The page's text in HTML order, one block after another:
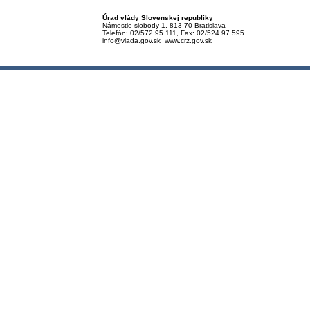
Úrad vlády Slovenskej republiky
Námestie slobody 1, 813 70 Bratislava
Telefón: 02/572 95 111, Fax: 02/524 97 595
info@vlada.gov.sk www.crz.gov.sk